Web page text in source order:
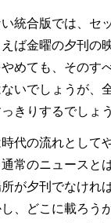
統合版では、セ
ば金曜の夕刊の
めても、そのす
いでしょうが、
きりするでしょう
代の流れとして
常のニュースと
が夕刊でなけれ
、どこに載ろう